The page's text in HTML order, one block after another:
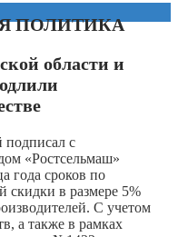
ПОЛИТИКА
области и
подписал с
«Ростсельмаш»
года сроков по
скидки в размере 5%
С учетом
а также в рамках